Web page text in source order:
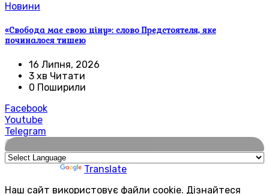
Новини
«Свобода має свою ціну»: слово Предстоятеля, яке
починалося тишею
16 Липня, 2026
3 хв Читати
0 Поширили
Facebook
Youtube
Telegram
🌍
Translate
Наш сайт використовує файли cookie. Дізнайтеся